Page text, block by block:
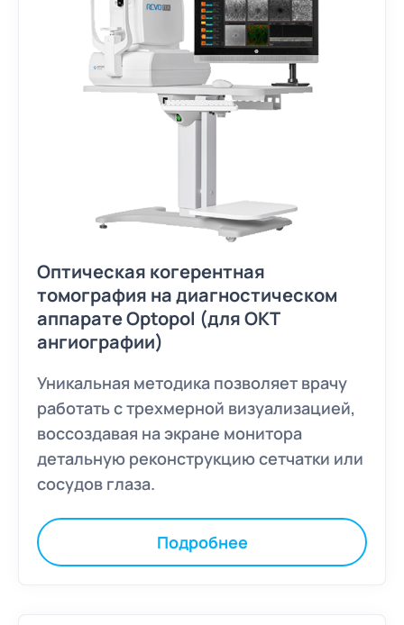
Оптическая когерентная
томография на диагностическом
аппарате Optopol (для ОКТ
ангиографии)
Уникальная методика позволяет врачу
работать с трехмерной визуализацией,
воссоздавая на экране монитора
детальную реконструкцию сетчатки или
сосудов глаза.
Подробнее